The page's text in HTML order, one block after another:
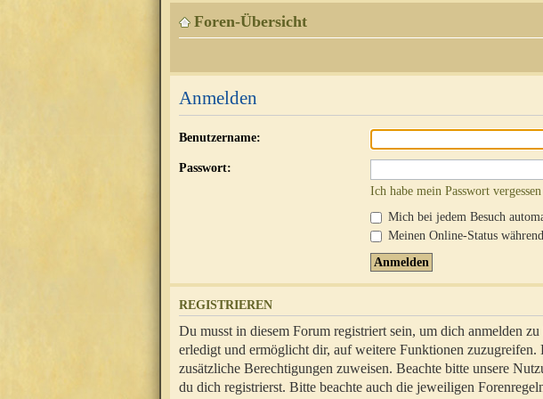
Foren-Übersicht
Anmelden
Benutzername:
Passwort:
Ich habe mein Passwort vergessen
Mich bei jedem Besuch
Meinen Online-Status
REGISTRIEREN
Du musst in diesem Forum registriert sein, um dich anmelden
erledigt und ermöglicht dir, auf weitere Funktionen
zusätzliche Berechtigungen zuweisen. Beachte bitte unsere
du dich registrierst. Bitte beachte auch die jeweiligen